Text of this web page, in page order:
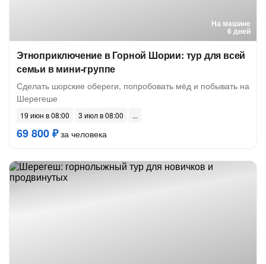
На машине
6 дней
Этноприключение в Горной Шории: тур для всей
семьи в мини-группе
Сделать шорские обереги, попробовать мёд и побывать на
Шерегеше
19 июн в 08:00 3 июл в 08:00
69 800 ₽за человека